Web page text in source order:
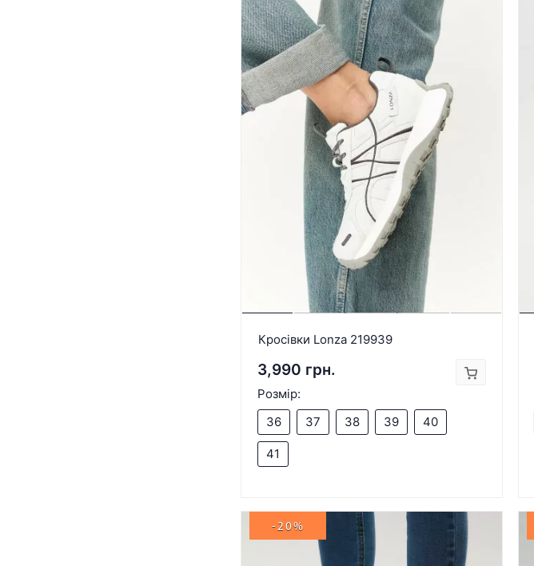
Кросівки Lonza 219939
3,990 грн.
Розмір:
36
37 38 39 40
41
-20%